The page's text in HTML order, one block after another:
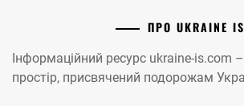
ПРО UKRAINE IS
Інформаційний ресурс ukraine-is.com
простір, присвячений подорожам